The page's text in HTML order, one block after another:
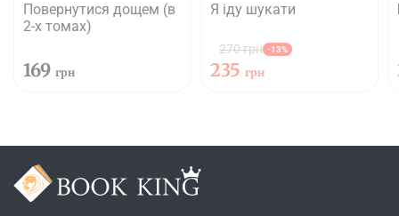
Повернутися дощем (в
2-х томах)
169 грн
Я іду шукати
270 грн -13%
235 грн